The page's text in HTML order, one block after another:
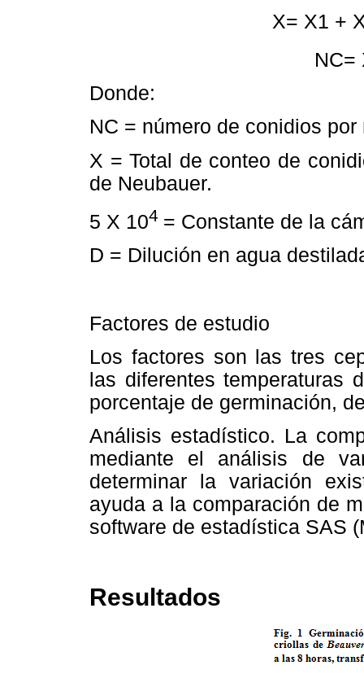
X= X1 +
NC=
Donde:
NC = número de conidios por
X = Total de conteo de
de Neubauer.
5 X 104 = Constante de la
D = Dilución en agua
Factores de estudio
Los factores son las tres
las diferentes temperaturas
porcentaje de germinación,
Análisis estadístico. La
mediante el análisis de
determinar la variación
ayuda a la comparación de
software de estadística SAS
Resultados